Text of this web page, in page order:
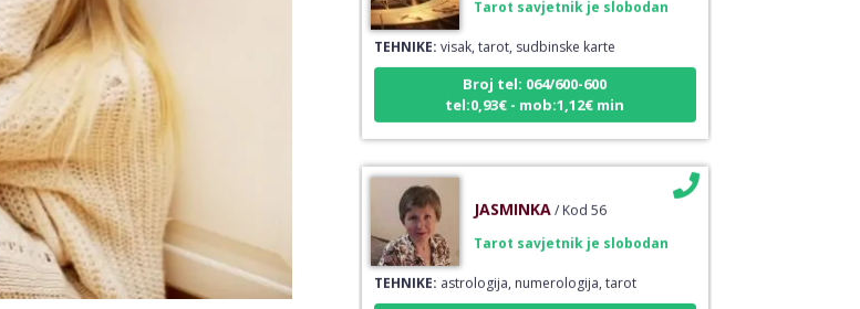
TEHNIKE:visak, tarot, sudbinske karte
Broj tel: 064/600-600
tel:0,93€ - mob:1,12€ min
TEHNIKE:astrologija, numerologija, tarot